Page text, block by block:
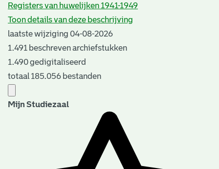
Registers van huwelijken 1941-1949
Toon details van deze beschrijving
laatste wijziging 04-08-2026
1.491 beschreven archiefstukken
1.490 gedigitaliseerd
totaal 185.056 bestanden
Mijn Studiezaal